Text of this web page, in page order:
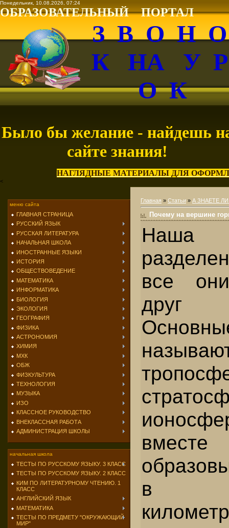
Понедельник, 10.08.2026, 07:24
ОБРАЗОВАТЕЛЬНЫЙ ПОРТАЛ
З В О Н
К НА У
О К
Было бы желание - найдешь
сайте знания!
НАГЛЯДНЫЕ МАТЕРИАЛЫ ДЛЯ
<
меню сайта
ГЛАВНАЯ СТРАНИЦА
РУССКИЙ ЯЗЫК
РУССКАЯ ЛИТЕРАТУРА
НАЧАЛЬНАЯ ШКОЛА
ИНОСТРАННЫЕ ЯЗЫКИ
ИСТОРИЯ
ОБЩЕСТВОВЕДЕНИЕ
МАТЕМАТИКА
ИНФОРМАТИКА
БИОЛОГИЯ
ЭКОЛОГИЯ
ГЕОГРАФИЯ
ФИЗИКА
АСТРОНОМИЯ
ХИМИЯ
МХК
ОБЖ
ФИЗКУЛЬТУРА
ТЕХНОЛОГИЯ
МУЗЫКА
ИЗО
КЛАССНОЕ РУКОВОДСТВО
ВНЕКЛАССНАЯ РАБОТА
АДМИНИСТРАЦИЯ ШКОЛЫ
начальная школа
ТЕСТЫ ПО РУССКОМУ ЯЗЫКУ. 3 КЛАСС
ТЕСТЫ ПО РУССКОМУ ЯЗЫКУ. 2 КЛАСС
КИМ ПО ЛИТЕРАТУРНОМУ ЧТЕНИЮ. 1
КЛАСС
АНГЛИЙСКИЙ ЯЗЫК
МАТЕМАТИКА
ТЕСТЫ ПО ПРЕДМЕТУ "ОКРУЖАЮЩИЙ
МИР"
Главная » Статьи » А ЗНАЕТЕ
Почему на вершине
Наша
все
друг
в